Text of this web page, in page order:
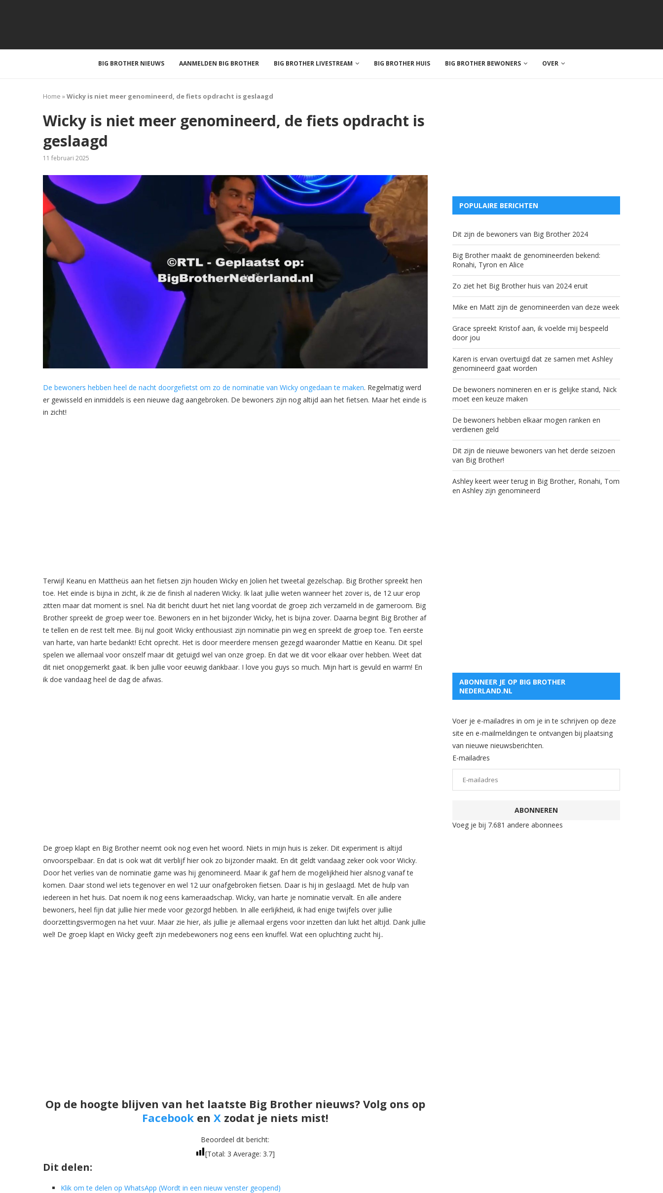
BIG BROTHER NIEUWS AANMELDEN BIG BROTHER BIG BROTHER LIVESTREAM BIG BROTHER HUIS BIG BROTHER BEWONERS OVER
Home »Wicky is niet meer genomineerd, de fiets opdracht is geslaagd
Wicky is niet meer genomineerd, de fiets opdracht is
geslaagd
11 februari 2025
De bewoners hebben heel de nacht doorgefietst om zo de nominatie van Wicky ongedaan te maken. Regelmatig werd
er gewisseld en inmiddels is een nieuwe dag aangebroken. De bewoners zijn nog altijd aan het fietsen. Maar het einde is
in zicht!
Terwijl Keanu en Mattheüs aan het fietsen zijn houden Wicky en Jolien het tweetal gezelschap. Big Brother spreekt hen
toe. Het einde is bijna in zicht, ik zie de finish al naderen Wicky. Ik laat jullie weten wanneer het zover is, de 12 uur erop
zitten maar dat moment is snel. Na dit bericht duurt het niet lang voordat de groep zich verzameld in de gameroom. Big
Brother spreekt de groep weer toe. Bewoners en in het bijzonder Wicky, het is bijna zover. Daarna begint Big Brother af
te tellen en de rest telt mee. Bij nul gooit Wicky enthousiast zijn nominatie pin weg en spreekt de groep toe. Ten eerste
van harte, van harte bedankt! Echt oprecht. Het is door meerdere mensen gezegd waaronder Mattie en Keanu. Dit spel
spelen we allemaal voor onszelf maar dit getuigd wel van onze groep. En dat we dit voor elkaar over hebben. Weet dat
dit niet onopgemerkt gaat. Ik ben jullie voor eeuwig dankbaar. I love you guys so much. Mijn hart is gevuld en warm! En
ik doe vandaag heel de dag de afwas.
De groep klapt en Big Brother neemt ook nog even het woord. Niets in mijn huis is zeker. Dit experiment is altijd
onvoorspelbaar. En dat is ook wat dit verblijf hier ook zo bijzonder maakt. En dit geldt vandaag zeker ook voor Wicky.
Door het verlies van de nominatie game was hij genomineerd. Maar ik gaf hem de mogelijkheid hier alsnog vanaf te
komen. Daar stond wel iets tegenover en wel 12 uur onafgebroken fietsen. Daar is hij in geslaagd. Met de hulp van
iedereen in het huis. Dat noem ik nog eens kameraadschap. Wicky, van harte je nominatie vervalt. En alle andere
bewoners, heel fijn dat jullie hier mede voor gezorgd hebben. In alle eerlijkheid, ik had enige twijfels over jullie
doorzettingsvermogen na het vuur. Maar zie hier, als jullie je allemaal ergens voor inzetten dan lukt het altijd. Dank jullie
wel! De groep klapt en Wicky geeft zijn medebewoners nog eens een knuffel. Wat een opluchting zucht hij..
Op de hoogte blijven van het laatste Big Brother nieuws? Volg ons op
Facebooken X zodat je niets mist!
Beoordeel dit bericht:
[Total: 3 Average: 3.7]
Dit delen:
Klik om te delen op WhatsApp (Wordt in een nieuw venster geopend)
POPULAIRE BERICHTEN
Dit zijn de bewoners van Big Brother 2024
Big Brother maakt de genomineerden bekend:
Ronahi, Tyron en Alice
Zo ziet het Big Brother huis van 2024 eruit
Mike en Matt zijn de genomineerden van deze week
Grace spreekt Kristof aan, ik voelde mij bespeeld
door jou
Karen is ervan overtuigd dat ze samen met Ashley
genomineerd gaat worden
De bewoners nomineren en er is gelijke stand, Nick
moet een keuze maken
De bewoners hebben elkaar mogen ranken en
verdienen geld
Dit zijn de nieuwe bewoners van het derde seizoen
van Big Brother!
Ashley keert weer terug in Big Brother, Ronahi, Tom
en Ashley zijn genomineerd
ABONNEER JE OP BIG BROTHER
NEDERLAND.NL
Voer je e-mailadres in om je in te schrijven op deze
site en e-mailmeldingen te ontvangen bij plaatsing
van nieuwe nieuwsberichten.
E-mailadres
ABONNEREN
Voeg je bij 7.681 andere abonnees